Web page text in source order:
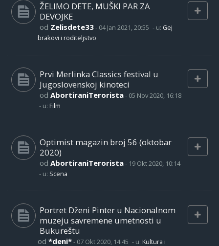
ŽELIMO DETE, MUŠKI PAR ZA
DEVOJKE
od Zelisdete33- 04 Jan 2021, 20:55 - u: Gej
brakovi i roditeljstvo
Prvi Merlinka Classics festival u
Jugoslovenskoj kinoteci
od AbortiraniTerorista- 05 Nov 2020, 16:18
- u: Film
Optimist magazin broj 56 (oktobar
2020)
od AbortiraniTerorista- 19 Okt 2020, 10:14
- u: Scena
Portret Dženi Pinter u Nacionalnom
muzeju savremene umetnosti u
Bukureštu
od *deni*- 07 Okt 2020, 14:45 - u: Kultura i